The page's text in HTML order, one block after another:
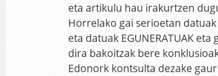
eta artikulu hau irakurtzen
Horrelako gai serioetan
eta datuak EGUNERATUAK
dira bakoitzak bere
Edonork kontsulta dezake